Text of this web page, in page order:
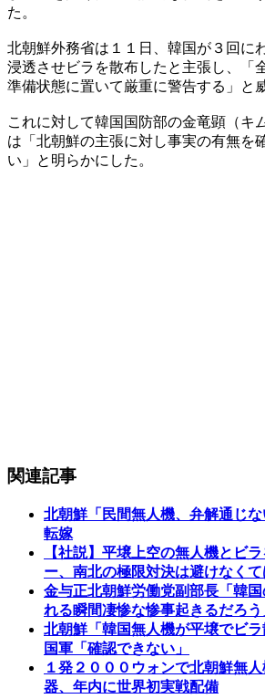
た。
北朝鮮外務省は１１日、韓国が３回に
浸透させビラを散布したと主張し、「
準備状態に置いて厳重に警告する」と
これに対して韓国国防部の金竜顕（キ
は「北朝鮮の主張に対し事実の有無を
い」と明らかにした。
関連記事
北朝鮮「民間無人機、弁解通じ
転嫁
【社説】平壌上空の無人機とビ
ー、南北の極限対決は避けなくて
金与正北朝鮮労働党副部長「韓
れる瞬間凄惨な惨事起きるだろう
北朝鮮「韓国無人機が平壌でビ
国軍「確認できない」
１発２０００ウォンで北朝鮮無
器、年内に世界初実戦配備